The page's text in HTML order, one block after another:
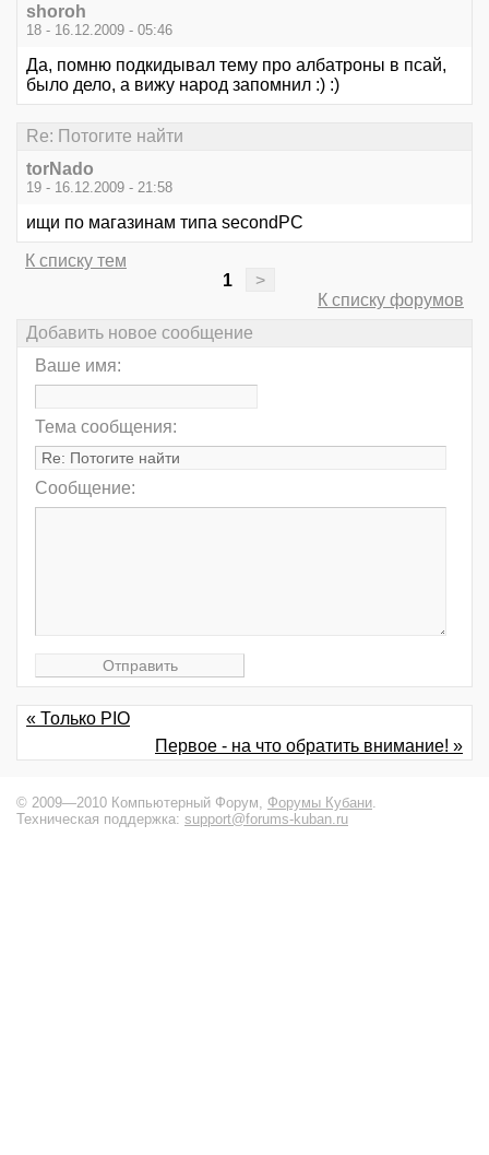
shoroh
18 - 16.12.2009 - 05:46
Да, помню подкидывал тему про албатроны в псай,
было дело, а вижу народ запомнил :) :)
Re: Потогите найти
torNado
19 - 16.12.2009 - 21:58
ищи по магазинам типа secondPC
К списку тем
1
>
К списку форумов
Добавить новое сообщение
Ваше имя:
Тема сообщения:
Сообщение:
« Только PIO
Первое - на что обратить внимание! »
© 2009—2010 Компьютерный Форум, Форумы Кубани.
Техническая поддержка: support@forums-kuban.ru